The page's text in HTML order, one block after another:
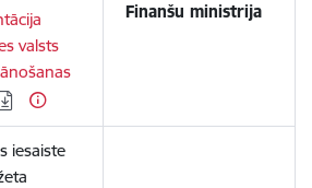
valsts
Finanšu ministrija
iesaiste